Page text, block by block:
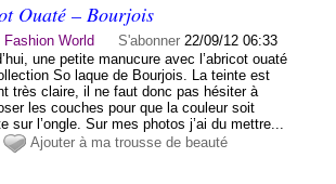
Ouaté – Bourjois
Fashion World S'abonner 22/09/12 06:33
une petite manucure avec l’abricot ouaté
So laque de Bourjois. La teinte est
très claire, il ne faut donc pas hésiter à
les couches pour que la couleur soit
sur l’ongle. Sur mes photos j’ai du mettre...
Ajouter à ma trousse de beauté